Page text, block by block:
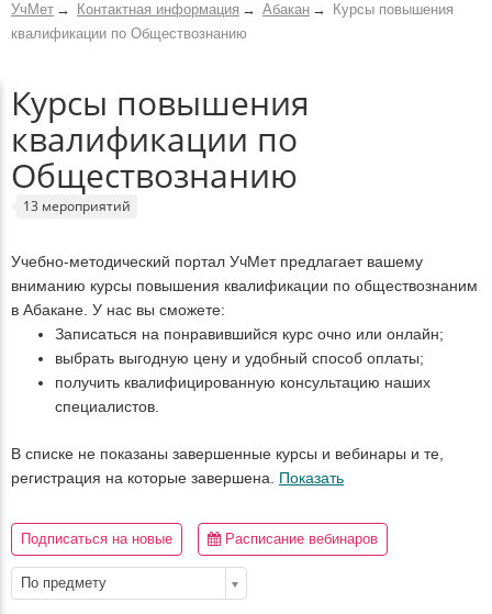
УчМет Контактная информация Абакан
Курсы повышения
квалификации по Обществознанию
Курсы повышения
квалификации по
Обществознанию
13 мероприятий
Учебно-методический портал УчМет предлагает вашему
вниманию курсы повышения квалификации по обществознаним
в Абакане. У нас вы сможете:
Записаться на понравившийся курс очно или онлайн;
выбрать выгодную цену и удобный способ оплаты;
получить квалифицированную консультацию наших
специалистов.
В списке не показаны завершенные курсы и вебинары и те,
регистрация на которые завершена. Показать
Подписаться на новые Расписание вебинаров
По предмету